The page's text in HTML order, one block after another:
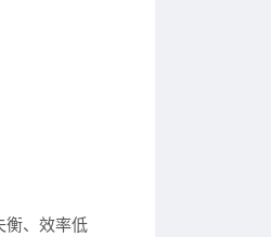
衡、效率低